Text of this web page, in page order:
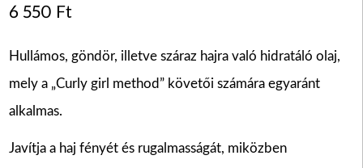
6 550 Ft
Hullámos, göndör, illetve száraz hajra való hidratáló olaj,
mely a „Curly girl method” követői számára egyaránt
alkalmas.
Javítja a haj fényét és rugalmasságát, miközben